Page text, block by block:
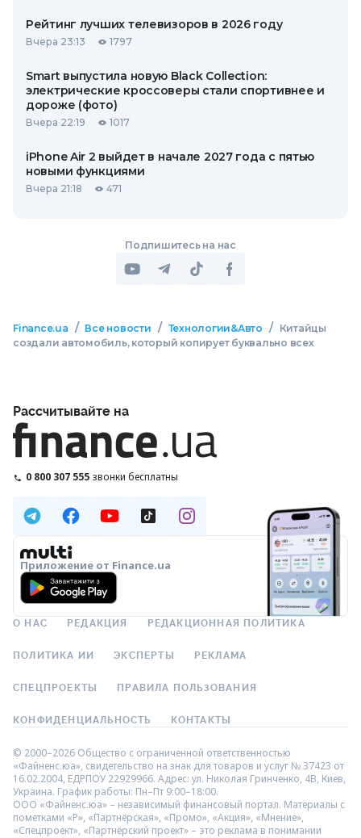
Рейтинг лучших телевизоров в 2026 году
Вчера 23:13 1797
Smart выпустила новую Black Collection:
электрические кроссоверы стали спортивнее и
дороже (фото)
Вчера 22:19 1017
iPhone Air 2 выйдет в начале 2027 года с пятью
новыми функциями
Вчера 21:18 471
Подпишитесь на нас
Finance.ua / Все новости / Технологии&Авто /
Китайцы
создали автомобиль, который копирует буквально всех
Рассчитывайте на
0 800 307 555 звонки бесплатны
Приложение от Finance.ua
О НАС РЕДАКЦИЯ РЕДАКЦИОННАЯ ПОЛИТИКА
ПОЛИТИКА ИИ ЭКСПЕРТЫ РЕКЛАМА
СПЕЦПРОЕКТЫ ПРАВИЛА ПОЛЬЗОВАНИЯ
КОНФИДЕНЦИАЛЬНОСТЬ КОНТАКТЫ
© 2000–2026 Общество с ограниченной ответственностью
«Файненс.юа», свидетельство на знак для товаров и услуг № 37423 от
16.02.2004, ЕДРПОУ 22929966. Адрес: ул. Николая Гринченко, 4В, Киев,
Украина. График работы: Пн–Пт 9:00–18:00.
ООО «Файненс.юа» – независимый финансовый портал. Материалы с
пометками «Р», «Партнёрская», «Промо», «Акция», «Мнение»,
«Спецпроект», «Партнёрский проект» – это реклама в понимании